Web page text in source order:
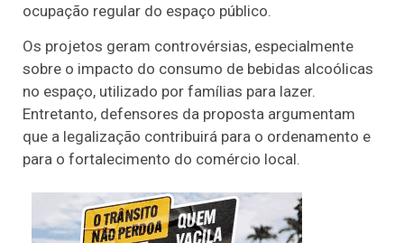
ocupação regular do espaço público.
Os projetos geram controvérsias, especialmente
sobre o impacto do consumo de bebidas alcoólicas
no espaço, utilizado por famílias para lazer.
Entretanto, defensores da proposta argumentam
que a legalização contribuirá para o ordenamento e
para o fortalecimento do comércio local.